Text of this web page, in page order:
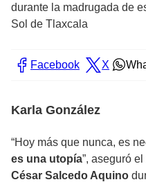
durante la madrugada de
Sol de Tlaxcala
Facebook X
Karla González
“Hoy más que nunca, es
es una utopía”, aseguró
César Salcedo Aquino